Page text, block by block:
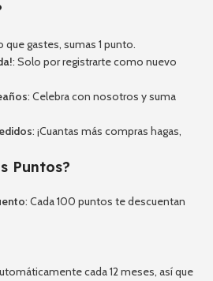
que gastes, sumas 1 punto.
: Solo por registrarte como nuevo
: Celebra con nosotros y suma
: ¡Cuantas más compras hagas,
Puntos?
: Cada 100 puntos te descuentan
cada 12 meses, así que